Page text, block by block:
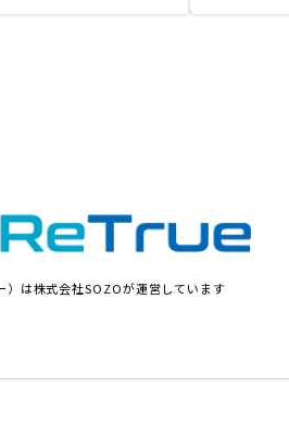
）は株式会社SOZOが運営しています